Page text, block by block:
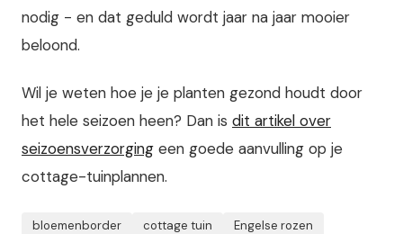
nodig - en dat geduld wordt jaar na jaar mooier
beloond.
Wil je weten hoe je je planten gezond houdt door
het hele seizoen heen? Dan is dit artikel over
seizoensverzorging een goede aanvulling op je
cottage-tuinplannen.
bloemenborder cottage tuin
Engelse rozen